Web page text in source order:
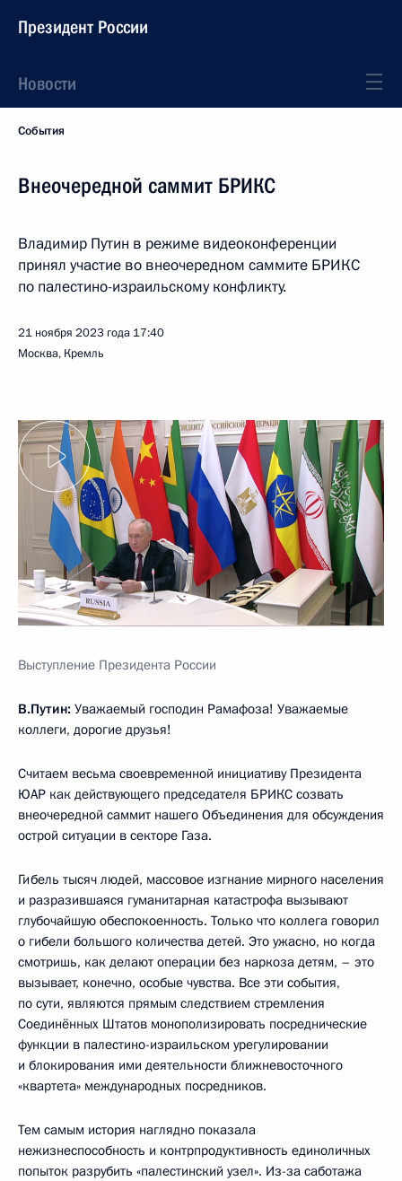
Президент России
Новости
События
Внеочередной саммит БРИКС
Владимир Путин в режиме видеоконференции
принял участие во внеочередном саммите БРИКС
по палестино-израильскому конфликту.
21 ноября 2023 года 17:40
Москва, Кремль
Выступление Президента России
В.Путин: Уважаемый господин Рамафоза! Уважаемые
коллеги, дорогие друзья!
Считаем весьма своевременной инициативу Президента
ЮАР как действующего председателя БРИКС созвать
внеочередной саммит нашего Объединения для обсуждения
острой ситуации в секторе Газа.
Гибель тысяч людей, массовое изгнание мирного населения
и разразившаяся гуманитарная катастрофа вызывают
глубочайшую обеспокоенность. Только что коллега говорил
о гибели большого количества детей. Это ужасно, но когда
смотришь, как делают операции без наркоза детям, – это
вызывает, конечно, особые чувства. Все эти события,
по сути, являются прямым следствием стремления
Соединённых Штатов монополизировать посреднические
функции в палестино-израильском урегулировании
и блокирования ими деятельности ближневосточного
«квартета» международных посредников.
Тем самым история наглядно показала
нежизнеспособность и контрпродуктивность единоличных
попыток разрубить «палестинский узел». Из-за саботажа